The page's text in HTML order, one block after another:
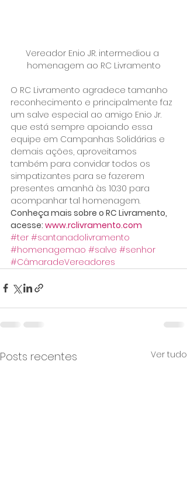
Vereador Enio JR. intermediou a
homenagem ao RC Livramento
O RC Livramento agradece tamanho
reconhecimento e principalmente faz
um salve especial ao amigo Enio Jr.
que está sempre apoiando essa
equipe em Campanhas Solidárias e
demais ações, aproveitamos
também para convidar todos os
simpatizantes para se fazerem
presentes amanhã às 10:30 para
acompanhar tal homenagem.
Conheça mais sobre o RC Livramento,
acesse: www.rclivramento.com
#ter #santanadolivramento
#homenagemao #salve #senhor
#CâmaradeVereadores
Posts recentes Ver tudo